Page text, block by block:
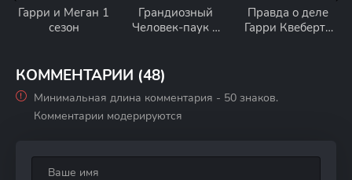
Гарри и Меган 1
сезон
Грандиозный
Человек-паук 2
Правда о деле
Гарри Квеберта
КОММЕНТАРИИ (48)
Минимальная длина комментария - 50 знаков.
Комментарии модерируются